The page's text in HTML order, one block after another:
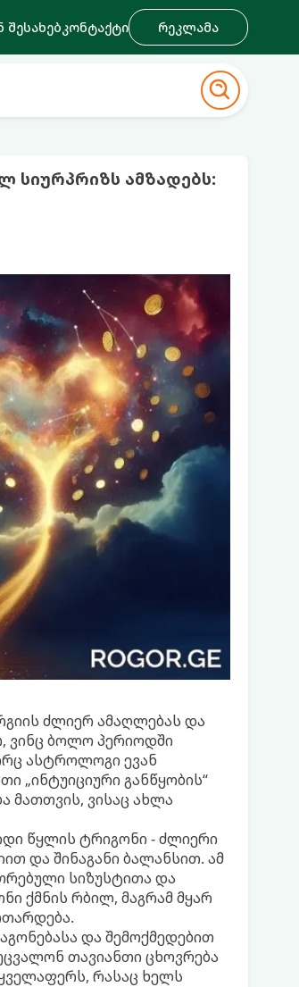
შესახებკონტაქტი რეკლამა
სიურპრიზს ამზადებს:
ძლიერ ამაღლებას და
ვინც ბოლო პერიოდში
ასტროლოგი ევან
„ინტუიციური განწყობის“
მათთვის, ვისაც ახლა
წყლის ტრიგონი - ძლიერი
და შინაგანი ბალანსით. ამ
სიზუსტითა და
ქმნის რბილ, მაგრამ მყარ
და შემოქმედებით
თავიანთი ცხოვრება
რასაც ხელს